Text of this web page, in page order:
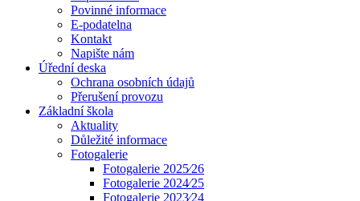
Povinné informace
E-podatelna
Kontakt
Napište nám
Úřední deska
Ochrana osobních údajů
Přerušení provozu
Základní škola
Aktuality
Důležité informace
Fotogalerie
Fotogalerie 2025⁄26
Fotogalerie 2024⁄25
Fotogalerie 2023⁄24